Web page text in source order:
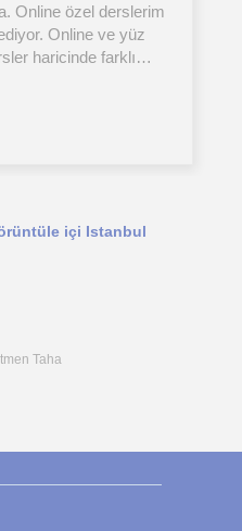
Online özel derslerim
Online ve yüz
haricinde farklı
sıra öğrencilerime
içi Istanbul
Taha